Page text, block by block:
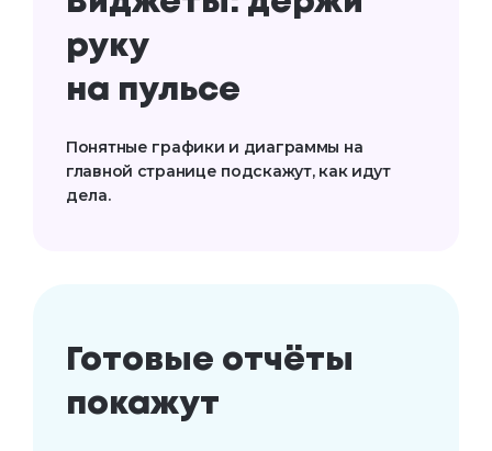
руку
на пульсе
Понятные графики и диаграммы на
главной странице подскажут, как идут
дела.
Готовые отчёты
покажут